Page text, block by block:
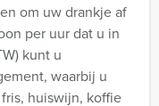
om uw drankje af
per uur dat u in
kunt u
waarbij u
huiswijn, koffie